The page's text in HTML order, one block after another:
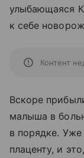
улыбающаяся
к себе
Контент
Вскоре
малыша в
в порядке. Уже
плаценту, и